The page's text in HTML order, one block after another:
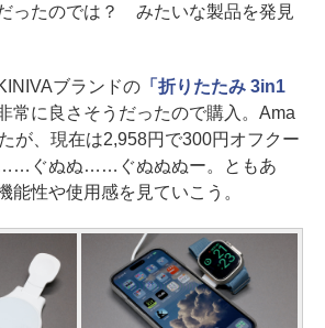
ったのでは？ みたいな製品を発見
ブランドの「折りたたみ 3in1
常に良さそうだったので購入。Ama
が、現在は2,958円で300円オフクー
……ぐぬぬ……ぐぬぬぬー。ともあ
能性や使用感を見ていこう。